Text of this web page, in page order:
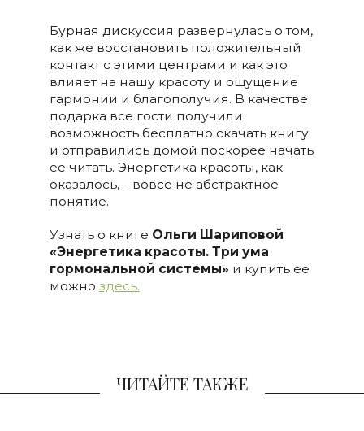
Бурная дискуссия развернулась о том,
как же восстановить положительный
контакт с этими центрами и как это
влияет на нашу красоту и ощущение
гармонии и благополучия. В качестве
подарка все гости получили
возможность бесплатно скачать книгу
и отправились домой поскорее начать
ее читать. Энергетика красоты, как
оказалось, – вовсе не абстрактное
понятие.
Узнать о книге Ольги Шариповой
«Энергетика красоты. Три ума
гормональной системы» и купить ее
можно здесь.
ЧИТАЙТЕ ТАКЖЕ